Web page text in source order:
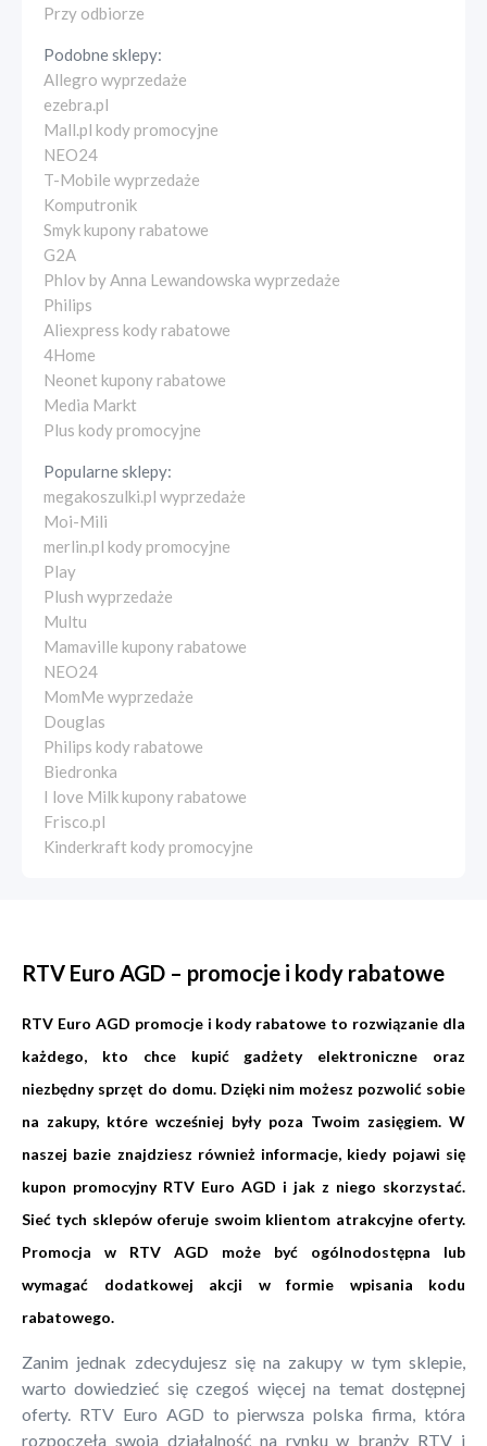
Przy odbiorze
Podobne sklepy:
Allegro wyprzedaże
ezebra.pl
Mall.pl kody promocyjne
NEO24
T-Mobile wyprzedaże
Komputronik
Smyk kupony rabatowe
G2A
Phlov by Anna Lewandowska wyprzedaże
Philips
Aliexpress kody rabatowe
4Home
Neonet kupony rabatowe
Media Markt
Plus kody promocyjne
Popularne sklepy:
megakoszulki.pl wyprzedaże
Moi-Mili
merlin.pl kody promocyjne
Play
Plush wyprzedaże
Multu
Mamaville kupony rabatowe
NEO24
MomMe wyprzedaże
Douglas
Philips kody rabatowe
Biedronka
I love Milk kupony rabatowe
Frisco.pl
Kinderkraft kody promocyjne
RTV Euro AGD – promocje i kody rabatowe
RTV Euro AGD promocje i kody rabatowe to rozwiązanie dla
każdego, kto chce kupić gadżety elektroniczne oraz
niezbędny sprzęt do domu. Dzięki nim możesz pozwolić sobie
na zakupy, które wcześniej były poza Twoim zasięgiem. W
naszej bazie znajdziesz również informacje, kiedy pojawi się
kupon promocyjny RTV Euro AGD i jak z niego skorzystać.
Sieć tych sklepów oferuje swoim klientom atrakcyjne oferty.
Promocja w RTV AGD może być ogólnodostępna lub
wymagać dodatkowej akcji w formie wpisania kodu
rabatowego.
Zanim jednak zdecydujesz się na zakupy w tym sklepie,
warto dowiedzieć się czegoś więcej na temat dostępnej
oferty. RTV Euro AGD to pierwsza polska firma, która
rozpoczęła swoją działalność na rynku w branży RTV i